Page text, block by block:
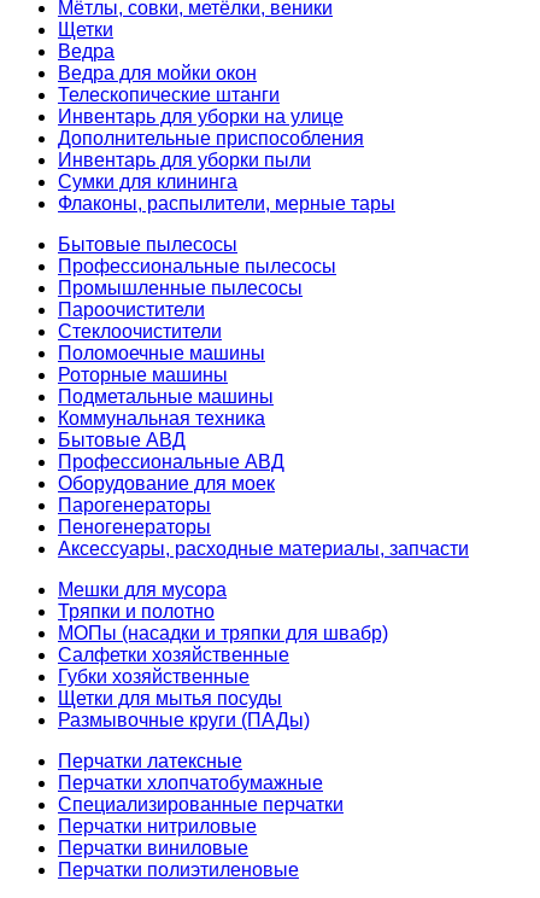
Мётлы, совки, метёлки, веники
Щетки
Ведра
Ведра для мойки окон
Телескопические штанги
Инвентарь для уборки на улице
Дополнительные приспособления
Инвентарь для уборки пыли
Сумки для клининга
Флаконы, распылители, мерные тары
Бытовые пылесосы
Профессиональные пылесосы
Промышленные пылесосы
Пароочистители
Стеклоочистители
Поломоечные машины
Роторные машины
Подметальные машины
Коммунальная техника
Бытовые АВД
Профессиональные АВД
Оборудование для моек
Парогенераторы
Пеногенераторы
Аксессуары, расходные материалы, запчасти
Мешки для мусора
Тряпки и полотно
МОПы (насадки и тряпки для швабр)
Салфетки хозяйственные
Губки хозяйственные
Щетки для мытья посуды
Размывочные круги (ПАДы)
Перчатки латексные
Перчатки хлопчатобумажные
Специализированные перчатки
Перчатки нитриловые
Перчатки виниловые
Перчатки полиэтиленовые